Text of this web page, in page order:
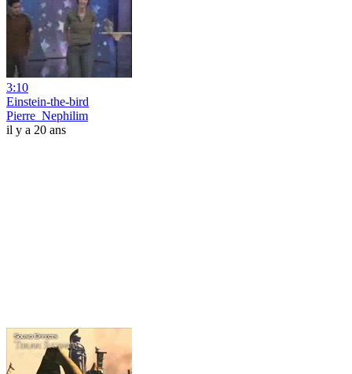
3:10
Einstein-the-bird
Pierre_Nephilim
il y a 20 ans